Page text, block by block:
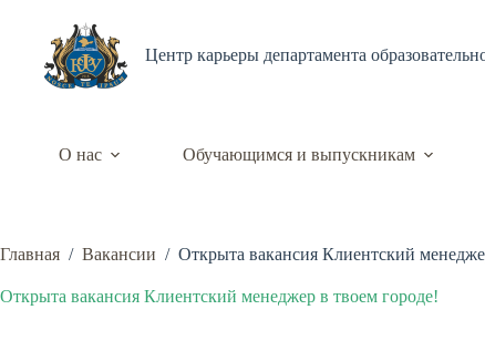
Центр карьеры департамента
О нас Обучающимся и выпускникам
Главная / Вакансии / Открыта вакансия Клиентский
Открыта вакансия Клиентский менеджер в твоем городе!